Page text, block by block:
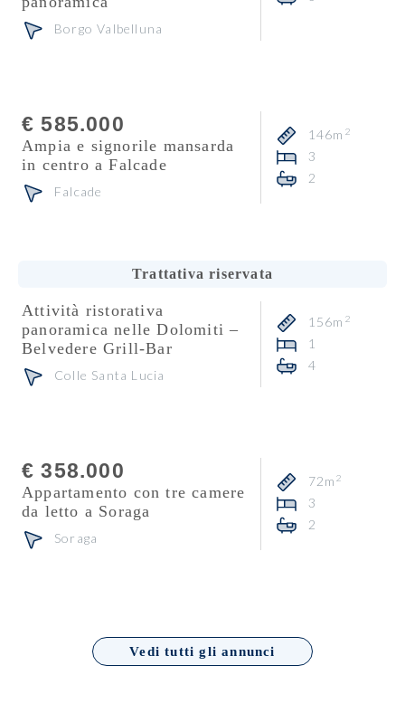
Borgo Valbelluna
Consulente
€ 585.000
Ampia e signorile mansarda
in centro a Falcade
Falcade
146m 2
3
2
Consulente
Trattativa riservata
Attività ristorativa
panoramica nelle Dolomiti –
Belvedere Grill-Bar
Colle Santa Lucia
156m 2
1
4
Consulente
€ 358.000
Appartamento con tre camere
da letto a Soraga
Soraga
72m 2
3
2
Vedi tutti gli annunci